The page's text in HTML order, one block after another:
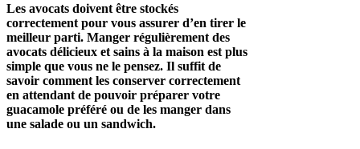
Les avocats doivent être stockés
correctement pour vous assurer d’en tirer le
meilleur parti. Manger régulièrement des
avocats délicieux et sains à la maison est plus
simple que vous ne le pensez. Il suffit de
savoir comment les conserver correctement
en attendant de pouvoir préparer votre
guacamole préféré ou de les manger dans
une salade ou un sandwich.